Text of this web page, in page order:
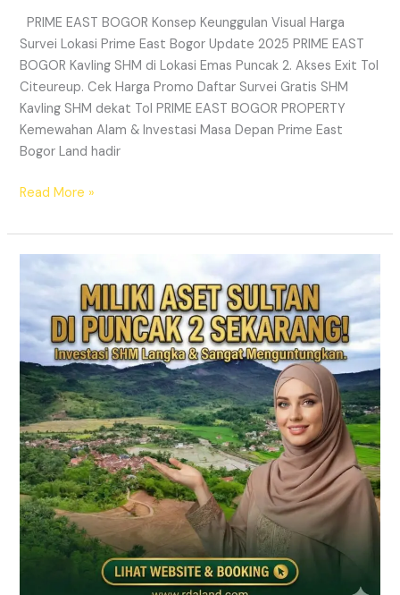
PRIME EAST BOGOR Konsep Keunggulan Visual Harga
Survei Lokasi Prime East Bogor Update 2025 PRIME EAST
BOGOR Kavling SHM di Lokasi Emas Puncak 2. Akses Exit Tol
Citeureup. Cek Harga Promo Daftar Survei Gratis SHM
Kavling SHM dekat Tol PRIME EAST BOGOR PROPERTY
Kemewahan Alam & Investasi Masa Depan Prime East
Bogor Land hadir
Read More »
Tanah
Kavling
Puncak
SHM
–
Prime
East
Bogor
(View
Gunung
&
Sawah)